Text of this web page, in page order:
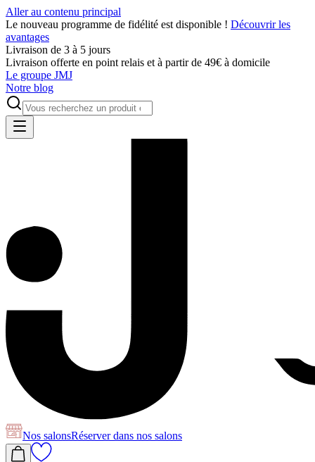
Aller au contenu principal
Le nouveau programme de fidélité est disponible ! Découvrir les
avantages
Livraison de 3 à 5 jours
Livraison offerte en point relais et à partir de 49€ à domicile
Le groupe JMJ
Notre blog
Nos salonsRéserverdans nos salons